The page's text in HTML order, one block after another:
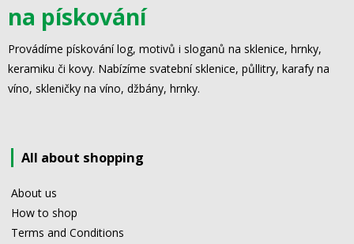
na pískování
Provádíme pískování log, motivů i sloganů na sklenice, hrnky,
keramiku či kovy. Nabízíme svatební sklenice, půllitry, karafy na
víno, skleničky na víno, džbány, hrnky.
All about shopping
About us
How to shop
Terms and Conditions